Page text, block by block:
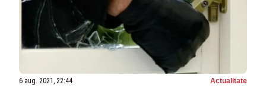
6 aug. 2021, 22:44 Actualitate